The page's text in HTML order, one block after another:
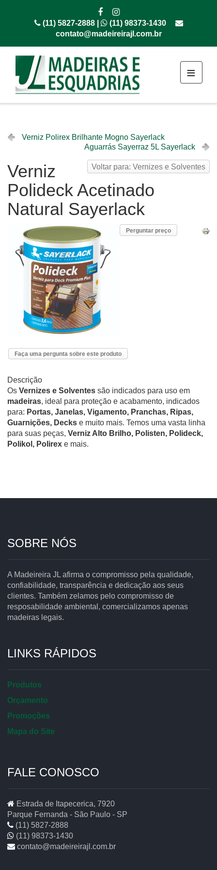
(11) 5827-2888 |
(11) 98373-1430
contato@madeireirajl.com.br
≡
Verniz Polirex Brilhante Mogno Sayerlack
Aguarrás Sayerraz 5L Sayerlack
Voltar para: Vernizes e Solventes
Verniz
Polideck Acetinado
Natural Sayerlack
Perguntar preço
Faça uma pergunta sobre este produto
Descrição
Os Vernizes e Solventes são indicados para uso em
madeiras, ideal para proteção e acabamento, indicados
para: Portas, Janelas, Vigamento, Pranchas, Ripas,
Guarnições, Decks e muito mais. Temos uma vasta linha
para suas peças, Verniz Alto Brilho, Polisten, Polideck,
Polikol, Polirex e mais.
SOBRE NÓS
A Madeireira JL afirma o compromisso pela qualidade,
confiabilidade, transparência e dedicação aos seus
clientes. Também zelamos pelo compromisso de
resposabilidade ambiental, comercializamos apenas
madeiras legais.
LINKS RÁPIDOS
Produtos
Orçamento
Promoções
Mapa do Site
FALE CONOSCO
Estrada de Itapecerica, 7920
Parque Fernanda - São Paulo - SP
(11) 5827-2888
(11) 98373-1430
contato@madeireirajl.com.br